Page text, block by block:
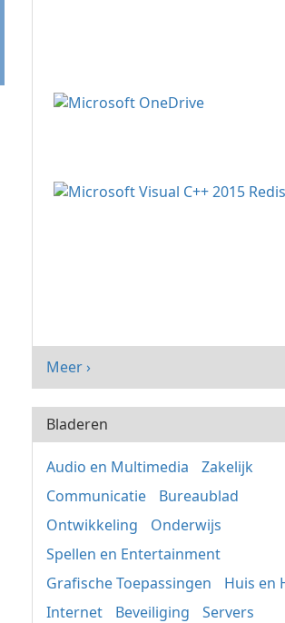
Meer ›
Bladeren
Audio en Multimedia
Zakelijk
Communicatie
Bureaublad
Ontwikkeling
Onderwijs
Spellen en Entertainment
Grafische Toepassingen
Huis en
Internet
Beveiliging
Servers